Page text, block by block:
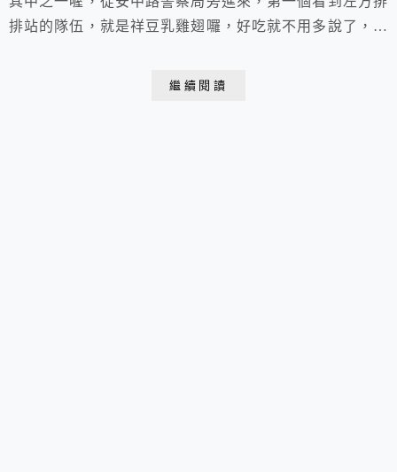
排站的隊伍，就是祥豆乳雞翅囉，好吃就不用多說了，倒
繼續閱讀